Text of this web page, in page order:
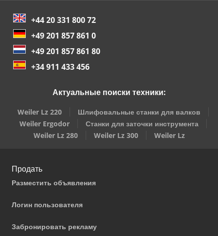
+44 20 331 800 72
+49 201 857 861 0
+49 201 857 861 80
+34 911 433 456
Актуальные поиски техники:
Weiler Lz 220
Шлифовальные станки для валков
Weiler Ergodor
Станки для заточки инструмента
Weiler Lz 280
Weiler Lz 300 Weiler Lz
Продать
Разместить объявления
Логин пользователя
Забронировать рекламу